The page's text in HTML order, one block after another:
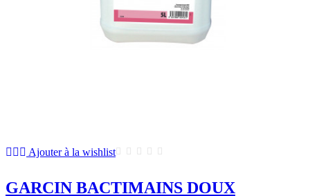
Ajouter à la wishlist
GARCIN BACTIMAINS DOUX